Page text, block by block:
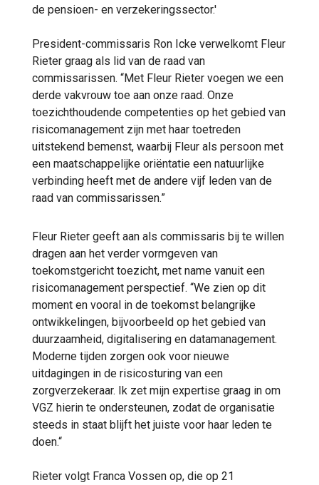
de pensioen- en verzekeringssector.'
President-commissaris Ron Icke verwelkomt Fleur
Rieter graag als lid van de raad van
commissarissen. “Met Fleur Rieter voegen we een
derde vakvrouw toe aan onze raad. Onze
toezichthoudende competenties op het gebied van
risicomanagement zijn met haar toetreden
uitstekend bemenst, waarbij Fleur als persoon met
een maatschappelijke oriëntatie een natuurlijke
verbinding heeft met de andere vijf leden van de
raad van commissarissen.”
Fleur Rieter geeft aan als commissaris bij te willen
dragen aan het verder vormgeven van
toekomstgericht toezicht, met name vanuit een
risicomanagement perspectief. “We zien op dit
moment en vooral in de toekomst belangrijke
ontwikkelingen, bijvoorbeeld op het gebied van
duurzaamheid, digitalisering en datamanagement.
Moderne tijden zorgen ook voor nieuwe
uitdagingen in de risicosturing van een
zorgverzekeraar. Ik zet mijn expertise graag in om
VGZ hierin te ondersteunen, zodat de organisatie
steeds in staat blijft het juiste voor haar leden te
doen.“
Rieter volgt Franca Vossen op, die op 21